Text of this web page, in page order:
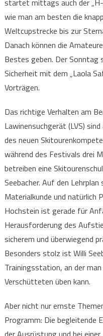
startet mittags auch der
wie man am besten die
Weltcupstrecke bis zur
Danach können die
Bestes geben. Der Sonntag
Sicherheit mit dem „Laola
Vorträgen.
Das richtige Verhalten am
Lawinensuchgerät (LVS)
des neuen
während des Festivals drei
betreiben eine
Seebacher. Auf den
Materialkunde und natürlich
Hochstein ist gerade für
Herausforderung des
sicherem und überwiegend
Besonders stolz ist Willi
Trainingsstation, an der
Verschütteten üben kann.
Aber nicht nur ernste
Programm: Die begleitende